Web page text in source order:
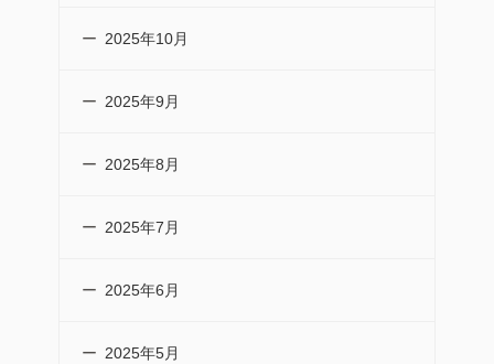
2025年10月
2025年9月
2025年8月
2025年7月
2025年6月
2025年5月